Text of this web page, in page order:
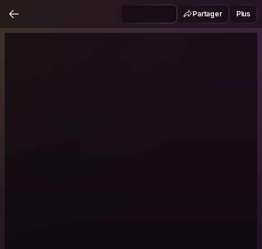
Partager Plus